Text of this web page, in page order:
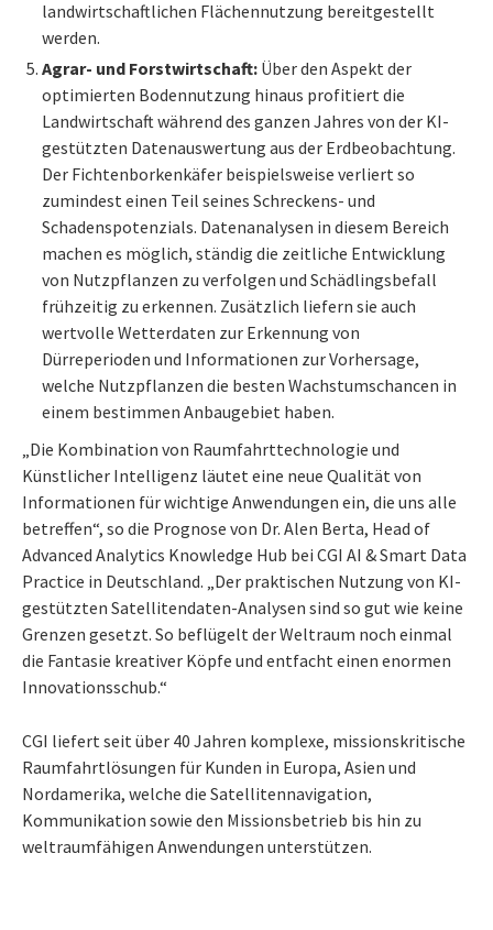
landwirtschaftlichen Flächennutzung bereitgestellt
werden.
Agrar- und Forstwirtschaft: Über den Aspekt der
optimierten Bodennutzung hinaus profitiert die
Landwirtschaft während des ganzen Jahres von der KI-
gestützten Datenauswertung aus der Erdbeobachtung.
Der Fichtenborkenkäfer beispielsweise verliert so
zumindest einen Teil seines Schreckens- und
Schadenspotenzials. Datenanalysen in diesem Bereich
machen es möglich, ständig die zeitliche Entwicklung
von Nutzpflanzen zu verfolgen und Schädlingsbefall
frühzeitig zu erkennen. Zusätzlich liefern sie auch
wertvolle Wetterdaten zur Erkennung von
Dürreperioden und Informationen zur Vorhersage,
welche Nutzpflanzen die besten Wachstumschancen in
einem bestimmen Anbaugebiet haben.
„Die Kombination von Raumfahrttechnologie und
Künstlicher Intelligenz läutet eine neue Qualität von
Informationen für wichtige Anwendungen ein, die uns alle
betreffen“, so die Prognose von Dr. Alen Berta, Head of
Advanced Analytics Knowledge Hub bei CGI AI & Smart Data
Practice in Deutschland. „Der praktischen Nutzung von KI-
gestützten Satellitendaten-Analysen sind so gut wie keine
Grenzen gesetzt. So beflügelt der Weltraum noch einmal
die Fantasie kreativer Köpfe und entfacht einen enormen
Innovationsschub.“
CGI liefert seit über 40 Jahren komplexe, missionskritische
Raumfahrtlösungen für Kunden in Europa, Asien und
Nordamerika, welche die Satellitennavigation,
Kommunikation sowie den Missionsbetrieb bis hin zu
weltraumfähigen Anwendungen unterstützen.